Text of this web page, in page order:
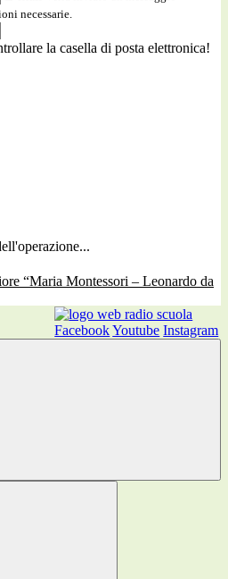
necessarie.
la casella di posta elettronica!
FacebookYoutube Instagram